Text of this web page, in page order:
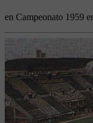
en Campeonato 1959